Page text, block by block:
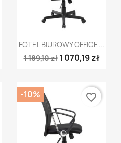
Szybki podgląd
FOTEL BIUROWY OFFICE...
1 189,10 zł 1 070,19 zł
-10% favorite_border